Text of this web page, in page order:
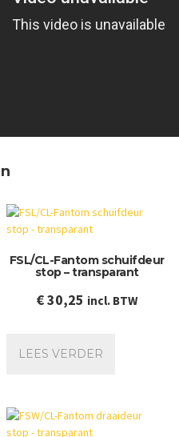
FSL/CL-Fantom schuifdeur
stop – transparant
€30,25 incl. BTW
LEES VERDER